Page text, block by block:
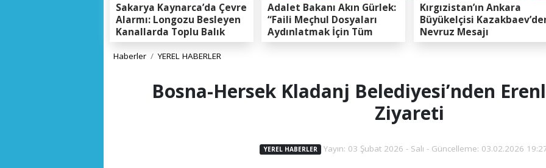
Sakarya Kaynarca’da Çevre
Alarmı: Longozu Besleyen
Kanallarda Toplu Balık
Ölümleri Gerçeği
Adalet Bakanı Akın Gürlek:
“Faili Meçhul Dosyaları
Aydınlatmak İçin Tüm
Kapasitemizi Seferber
Kırgızistan’ın Ankara
Büyükelçisi
Nevruz Mesajı
Haberler YEREL HABERLER
Bosna-Hersek Kladanj Belediyesi’nden
Ziyareti
YEREL HABERLER Yayın: 03 Şubat 2026 - Salı - Güncelleme: 03.02.2026